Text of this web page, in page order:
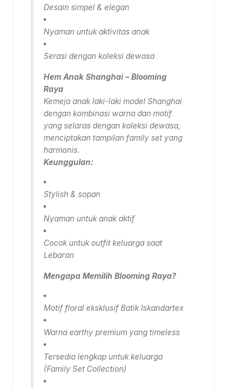
Desain simpel & elegan
Nyaman untuk aktivitas anak
Serasi dengan koleksi dewasa
Hem Anak Shanghai – Blooming
Raya
Kemeja anak laki-laki model Shanghai
dengan kombinasi warna dan motif
yang selaras dengan koleksi dewasa,
menciptakan tampilan family set yang
harmonis.
Keunggulan:
Stylish & sopan
Nyaman untuk anak aktif
Cocok untuk outfit keluarga saat
Lebaran
Mengapa Memilih Blooming Raya?
Motif floral eksklusif Batik Iskandartex
Warna earthy premium yang timeless
Tersedia lengkap untuk keluarga
(Family Set Collection)